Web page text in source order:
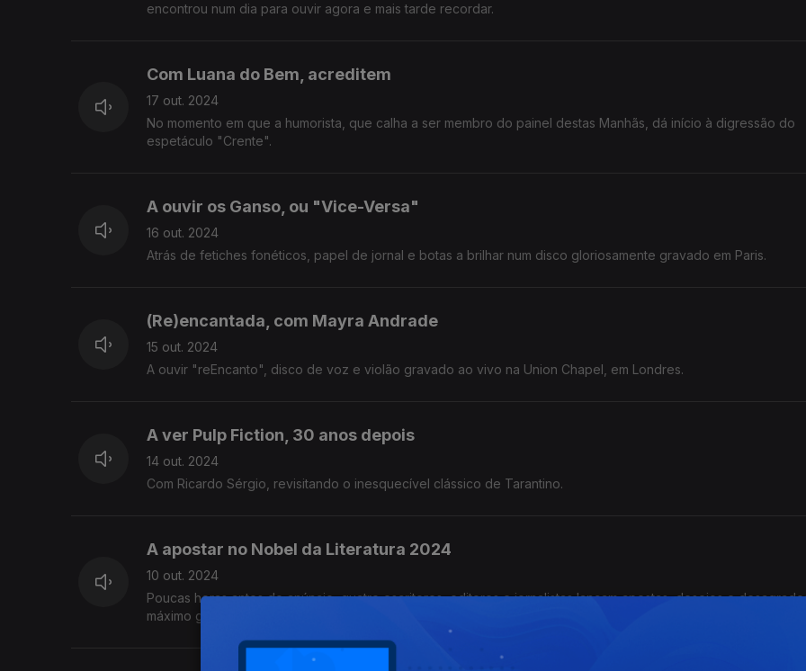
encontrou num dia para ouvir agora e mais tarde recordar.
Com Luana do Bem, acreditem
17 out. 2024
No momento em que a humorista, que calha a ser membro do painel destas Manhãs, dá início à digressão do
espetáculo "Crente".
A ouvir os Ganso, ou "Vice-Versa"
16 out. 2024
Atrás de fetiches fonéticos, papel de jornal e botas a brilhar num disco gloriosamente gravado em Paris.
(Re)encantada, com Mayra Andrade
15 out. 2024
A ouvir "reEncanto", disco de voz e violão gravado ao vivo na Union Chapel, em Londres.
A ver Pulp Fiction, 30 anos depois
14 out. 2024
Com Ricardo Sérgio, revisitando o inesquecível clássico de Tarantino.
A apostar no Nobel da Literatura 2024
10 out. 2024
Poucas horas antes do anúncio, quatro escritores, editores e jornalistas lançam apostas, desejos e
máximo galardão da literatura.